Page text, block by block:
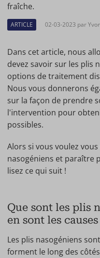
fraîche.
ARTICLE 02-03-2023 par
Dans cet article, nous
devez savoir sur les plis
options de traitement
Nous vous donnerons
sur la façon de prendre
l'intervention pour
possibles.
Alors si vous voulez
nasogéniens et paraître
lisez ce qui suit !
Que sont les plis
en sont les causes
Les plis nasogéniens
forment le long des